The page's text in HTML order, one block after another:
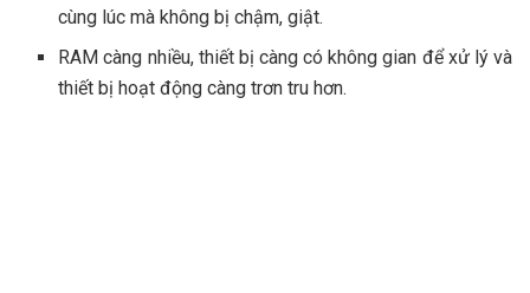
cùng lúc mà không bị chậm, giật.
RAM càng nhiều, thiết bị càng có không gian để xử lý và
thiết bị hoạt động càng trơn tru hơn.